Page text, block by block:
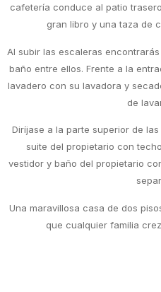
cafetería conduce al patio
gran libro y una taza de
Al subir las escaleras
baño entre ellos. Frente a la
lavadero con su lavadora y
de
Diríjase a la parte superior de
suite del propietario con
vestidor y baño del propietario
Una maravillosa casa de dos
que cualquier familia